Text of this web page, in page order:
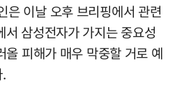
은 이날 오후 브리핑에서 관련
삼성전자가 가지는 중요성
올 피해가 매우 막중할 거로 예